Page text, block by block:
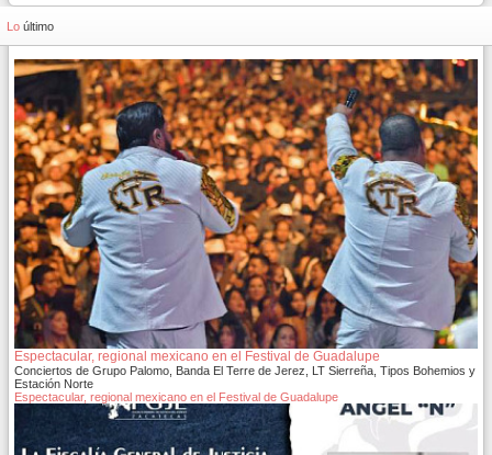
Lo último
Espectacular, regional mexicano en el Festival de Guadalupe
Conciertos de Grupo Palomo, Banda El Terre de Jerez, LT Sierreña, Tipos Bohemios y
Estación Norte
Espectacular, regional mexicano en el Festival de Guadalupe